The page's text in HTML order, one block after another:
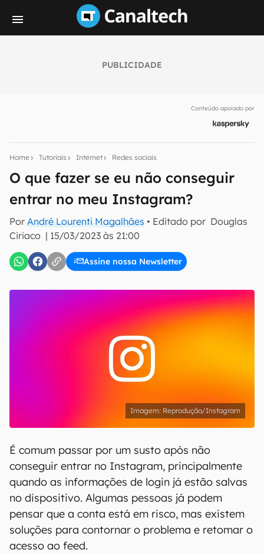
PUBLICIDADE
Conteúdo apoiado por
Home Tutoriais Internet Redes sociais
O que fazer se eu não conseguir
entrar no meu Instagram?
Por André Lourenti Magalhães • Editado por Douglas
Ciriaco | 15/03/2023 às 21:00
Assine nossa Newsletter
notícias e reviews sobre tecnologia em primeira
inscreva-se
Confirmo que li, aceito e concordo com os
Reprodução/Instagram
É comum passar por um susto após não
conseguir entrar no Instagram, principalmente
quando as informações de login já estão salvas
no dispositivo. Algumas pessoas já podem
pensar que a conta está em risco, mas existem
soluções para contornar o problema e retomar o
acesso ao feed.